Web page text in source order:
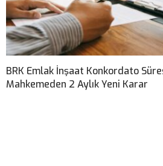
BRK Emlak İnşaat Konkordato
Mahkemeden 2 Aylık Yeni Karar